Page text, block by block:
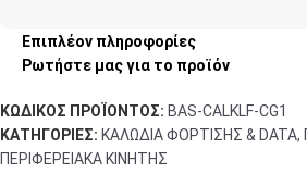
Επιπλέον πληροφορίες
Ρωτήστε μας για το προϊόν
ΚΩΔΙΚΌΣ ΠΡΟΪΌΝΤΟΣ: BAS-CALKLF-CG1
ΚΑΤΗΓΟΡΊΕΣ: ΚΑΛΩΔΙΑ ΦΟΡΤΙΣΗΣ & DATA,
ΠΕΡΙΦΕΡΕΙΑΚΑ ΚΙΝΗΤΗΣ